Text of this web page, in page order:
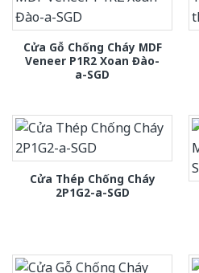
Cửa Gỗ Chống Cháy MDF
Veneer P1R2 Xoan Đào-
a-SGD
Cửa Thép Chống Cháy
2P1G2-a-SGD